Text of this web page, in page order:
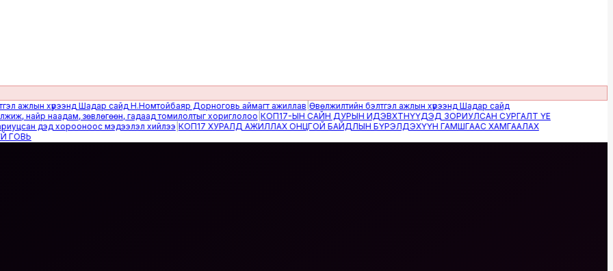
хүрээнд Шадар сайд Н.Номтойбаяр Дорноговь аймагт ажиллав|Өвөлжилтийн бэлтгэл ажлын хүрээнд Шадар сайд
наадам, зөвлөгөөн, гадаад томилолтыг хориглолоо|КОП17-ЫН САЙН ДУРЫН ИДЭВХТНҮҮДЭД ЗОРИУЛСАН СУРГАЛТ ҮЕ
дэд хорооноос мэдээлэл хийлээ|КОП17 ХУРАЛД АЖИЛЛАХ ОНЦГОЙ БАЙДЛЫН БҮРЭЛДЭХҮҮН ГАМШГААС ХАМГААЛАХ